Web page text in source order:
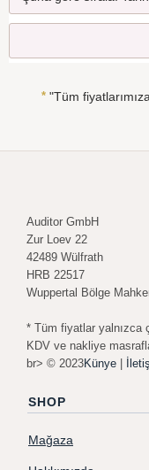
*"Tüm
Auditor GmbH
Zur Loev 22
42489 Wülfrath
HRB 22517
Wuppertal Bölge
* Tüm fiyatlar yalnızca
KDV ve nakliye
br> © 2023Künye |
SHOP
Mağaza